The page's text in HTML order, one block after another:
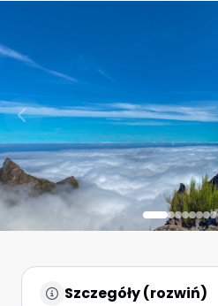
Szczegóły (rozwiń)